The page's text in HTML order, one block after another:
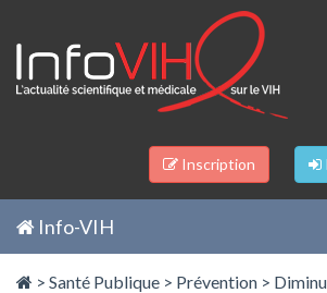
Inscription
Info-VIH
> Santé Publique > Prévention >
Panneau de gestion des cookies